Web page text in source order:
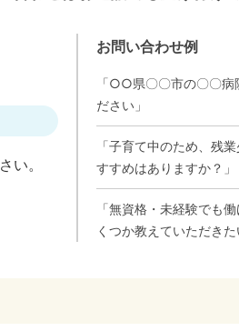
い。
お問い合わせ例
「○○県〇〇市の〇〇病
ださい」
「子育て中のため、残
すすめはありますか？」
「無資格・未経験でも
くつか教えていただきた